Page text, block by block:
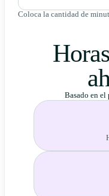
Coloca la cantidad de
Basado en el